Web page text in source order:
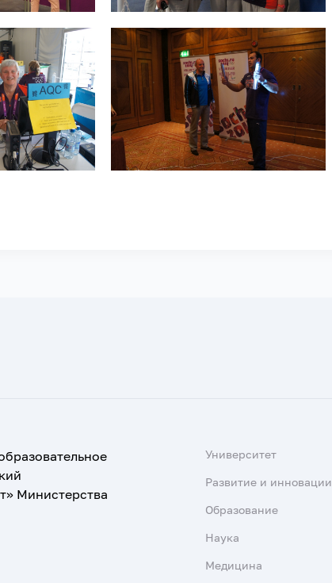
Министерства
Университет
Развитие и инновации
Образование
Наука
Медицина